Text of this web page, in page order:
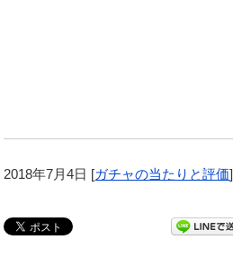
2018年7月4日 [ガチャの当たりと評価]